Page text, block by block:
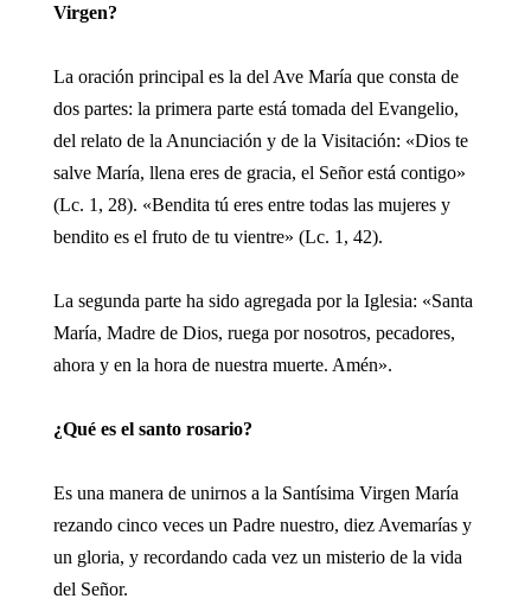
Virgen?
La oración principal es la del Ave María que consta de
dos partes: la primera parte está tomada del Evangelio,
del relato de la Anunciación y de la Visitación: «Dios te
salve María, llena eres de gracia, el Señor está contigo»
(Lc. 1, 28). «Bendita tú eres entre todas las mujeres y
bendito es el fruto de tu vientre» (Lc. 1, 42).
La segunda parte ha sido agregada por la Iglesia: «Santa
María, Madre de Dios, ruega por nosotros, pecadores,
ahora y en la hora de nuestra muerte. Amén».
¿Qué es el santo rosario?
Es una manera de unirnos a la Santísima Virgen María
rezando cinco veces un Padre nuestro, diez Avemarías y
un gloria, y recordando cada vez un misterio de la vida
del Señor.